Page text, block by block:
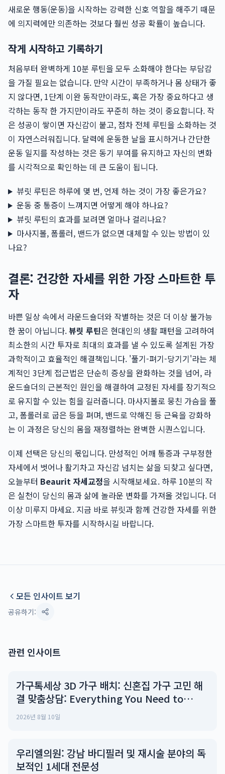
새로운 행동(운동)을 시작하는 강력한 신호 역할을 해주기 때문
에 의지력에만 의존하는 것보다 훨씬 성공 확률이 높습니다.
작게 시작하고 기록하기
처음부터 완벽하게 10분 루틴을 모두 소화해야 한다는 부담감
을 가질 필요는 없습니다. 만약 시간이 부족하거나 몸 상태가 좋
지 않다면, 1단계 이완 동작만이라도, 혹은 가장 중요하다고 생
각하는 동작 한 가지만이라도 꾸준히 하는 것이 중요합니다. 작
은 성공이 쌓이면 자신감이 붙고, 점차 전체 루틴을 소화하는 것
이 자연스러워집니다. 달력에 운동한 날을 표시하거나 간단한
운동 일지를 작성하는 것은 동기 부여를 유지하고 자신의 변화
를 시각적으로 확인하는 데 큰 도움이 됩니다.
뷰릿 루틴은 하루에 몇 번, 언제 하는 것이 가장 좋은가요?
운동 중 통증이 느껴지면 어떻게 해야 하나요?
뷰릿 루틴의 효과를 보려면 얼마나 걸리나요?
마사지볼, 폼롤러, 밴드가 없으면 대체할 수 있는 방법이 있
나요?
결론: 건강한 자세를 위한 가장 스마트한 투
자
바쁜 일상 속에서 라운드숄더와 작별하는 것은 더 이상 불가능
한 꿈이 아닙니다.뷰릿 루틴은 현대인의 생활 패턴을 고려하여
최소한의 시간 투자로 최대의 효과를 낼 수 있도록 설계된 가장
과학적이고 효율적인 해결책입니다. '풀기-펴기-당기기'라는 체
계적인 3단계 접근법은 단순히 증상을 완화하는 것을 넘어, 라
운드숄더의 근본적인 원인을 해결하여 교정된 자세를 장기적으
로 유지할 수 있는 힘을 길러줍니다. 마사지볼로 뭉친 가슴을 풀
고, 폼롤러로 굽은 등을 펴며, 밴드로 약해진 등 근육을 강화하
는 이 과정은 당신의 몸을 재정렬하는 완벽한 시퀀스입니다.
이제 선택은 당신의 몫입니다. 만성적인 어깨 통증과 구부정한
자세에서 벗어나 활기차고 자신감 넘치는 삶을 되찾고 싶다면,
오늘부터 Beaurit 자세교정을 시작해보세요. 하루 10분의 작
은 실천이 당신의 몸과 삶에 놀라운 변화를 가져올 것입니다. 더
이상 미루지 마세요. 지금 바로 뷰릿과 함께 건강한 자세를 위한
가장 스마트한 투자를 시작하시길 바랍니다.
모든 인사이트 보기
공유하기:
관련 인사이트
가구톡세상 3D 가구 배치: 신혼집 가구 고민 해
결 맞춤상담: Everything You Need to
Know
2026년 8월 10일
우리엘의원: 강남 바디필러 및 재시술 분야의 독
보적인 1세대 전문성